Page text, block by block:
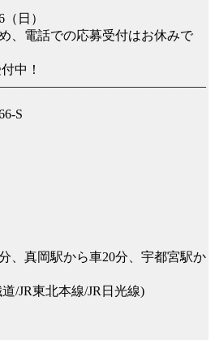
日）
、電話での応募受付はお休みで
中！
S
、真岡駅から車20分、宇都宮駅か
/JR東北本線/JR日光線)